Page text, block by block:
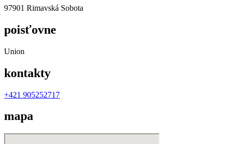
97901 Rimavská Sobota
poisťovne
Union
kontakty
+421 905252717
mapa